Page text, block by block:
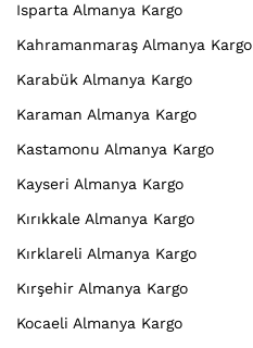
Isparta Almanya Kargo
Kahramanmaraş Almanya Kargo
Karabük Almanya Kargo
Karaman Almanya Kargo
Kastamonu Almanya Kargo
Kayseri Almanya Kargo
Kırıkkale Almanya Kargo
Kırklareli Almanya Kargo
Kırşehir Almanya Kargo
Kocaeli Almanya Kargo